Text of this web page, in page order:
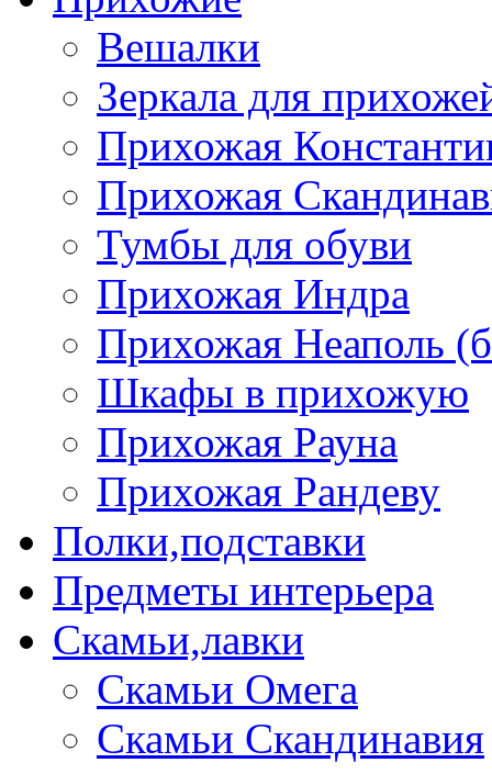
Вешалки
Зеркала для
Прихожая
Прихожая
Тумбы для обуви
Прихожая Индра
Прихожая Неаполь
Шкафы в прихожую
Прихожая Рауна
Прихожая Рандеву
Полки,подставки
Предметы интерьера
Скамьи,лавки
Скамьи Омега
Скамьи Скандинавия